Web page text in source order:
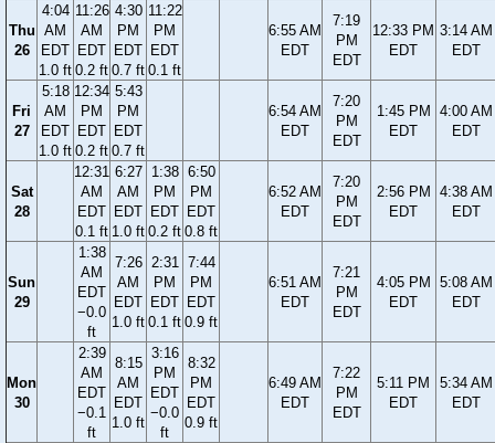
Thu
26
4:04
AM
EDT
1.0 ft
11:26
AM
EDT
0.2 ft
4:30
PM
EDT
0.7 ft
11:22
PM
EDT
0.1 ft
6:55 AM
EDT
7:19
PM
EDT
12:33 PM
EDT
3:14 AM
EDT
Fri
27
5:18
AM
EDT
1.0 ft
12:34
PM
EDT
0.2 ft
5:43
PM
EDT
0.7 ft
6:54 AM
EDT
7:20
PM
EDT
1:45 PM
EDT
4:00 AM
EDT
Sat
28
12:31
AM
EDT
0.1 ft
6:27
AM
EDT
1.0 ft
1:38
PM
EDT
0.2 ft
6:50
PM
EDT
0.8 ft
6:52 AM
EDT
7:20
PM
EDT
2:56 PM
EDT
4:38 AM
EDT
Sun
29
1:38
AM
EDT
−0.0
ft
7:26
AM
EDT
1.0 ft
2:31
PM
EDT
0.1 ft
7:44
PM
EDT
0.9 ft
6:51 AM
EDT
7:21
PM
EDT
4:05 PM
EDT
5:08 AM
EDT
Mon
30
2:39
AM
EDT
−0.1
ft
8:15
AM
EDT
1.0 ft
3:16
PM
EDT
−0.0
ft
8:32
PM
EDT
0.9 ft
6:49 AM
EDT
7:22
PM
EDT
5:11 PM
EDT
5:34 AM
EDT